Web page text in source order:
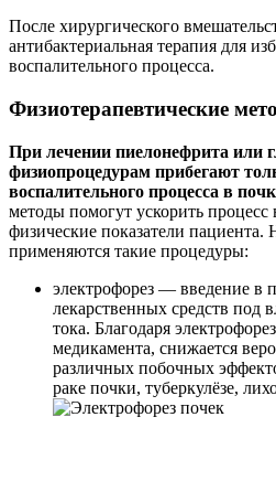
После хирургического
антибактериальная терапия для
воспалительного процесса.
Физиотерапевтические
При лечении пиелонефрита или
физиопроцедурам прибегают
воспалительного процесса в
методы помогут ускорить
физические показатели пациента.
применяются такие процедуры:
электрофорез — введение в
лекарственных средств под
тока. Благодаря
медикамента, снижается
различных побочных
раке почки, туберкулёзе,